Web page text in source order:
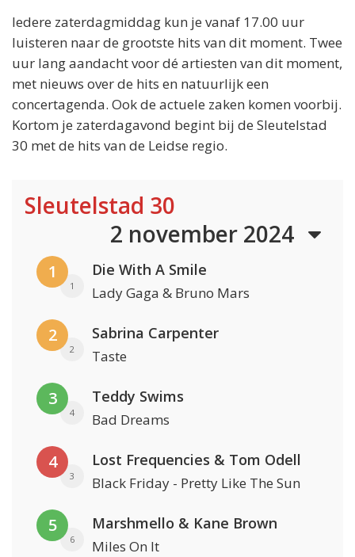
Iedere zaterdagmiddag kun je vanaf 17.00 uur
luisteren naar de grootste hits van dit moment. Twee
uur lang aandacht voor dé artiesten van dit moment,
met nieuws over de hits en natuurlijk een
concertagenda. Ook de actuele zaken komen voorbij.
Kortom je zaterdagavond begint bij de Sleutelstad
30 met de hits van de Leidse regio.
Sleutelstad 30
2 november 2024
1
1
Die With A Smile
Lady Gaga & Bruno Mars
2
2
Sabrina Carpenter
Taste
3
4
Teddy Swims
Bad Dreams
4
3
Lost Frequencies & Tom Odell
Black Friday - Pretty Like The Sun
5
6
Marshmello & Kane Brown
Miles On It